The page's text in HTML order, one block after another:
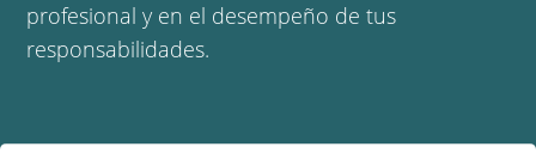
profesional y en el desempeño de tus
responsabilidades.